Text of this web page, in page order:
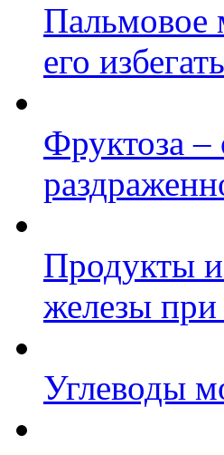
Пальмовое
его
Фруктоза –
Продукты
железы
Углеводы